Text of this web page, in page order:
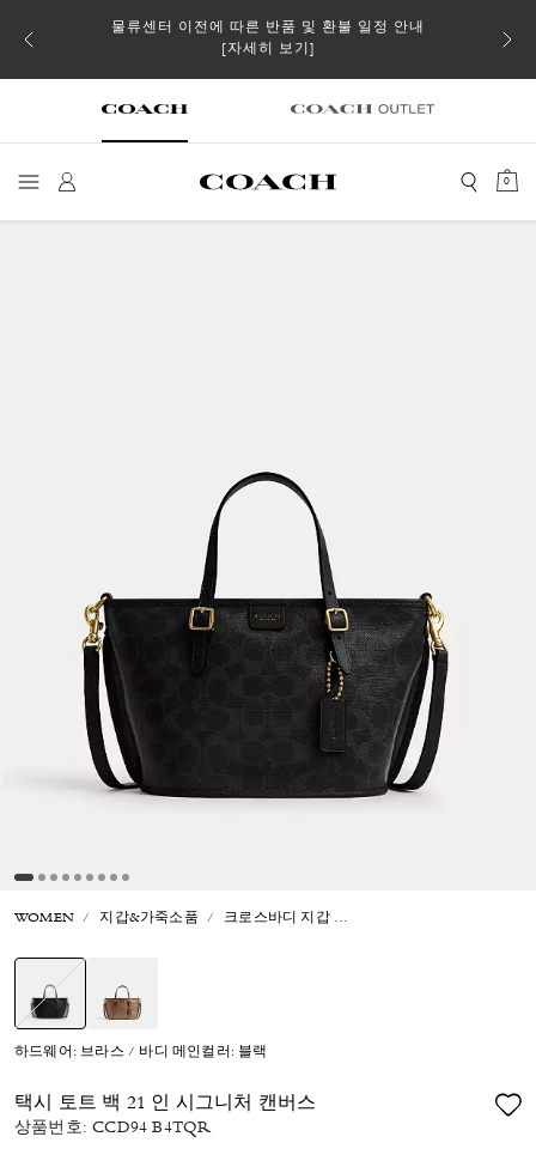
스트
물류센터 이전에 따른 반품 및 환불 일정 안내
[자세히 보기]
일부
0
WOMEN 지갑&가죽소품 크로스바디 지갑
하드웨어: 브라스 / 바디 메인컬러: 블랙
택시 토트 백 21 인 시그니처 캔버스
상품번호:CCD94 B4TQR